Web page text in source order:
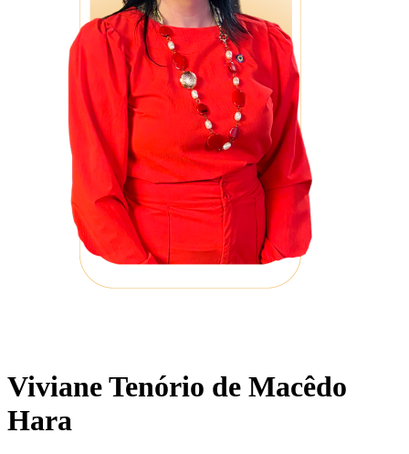
Viviane Tenório de Macêdo
Hara